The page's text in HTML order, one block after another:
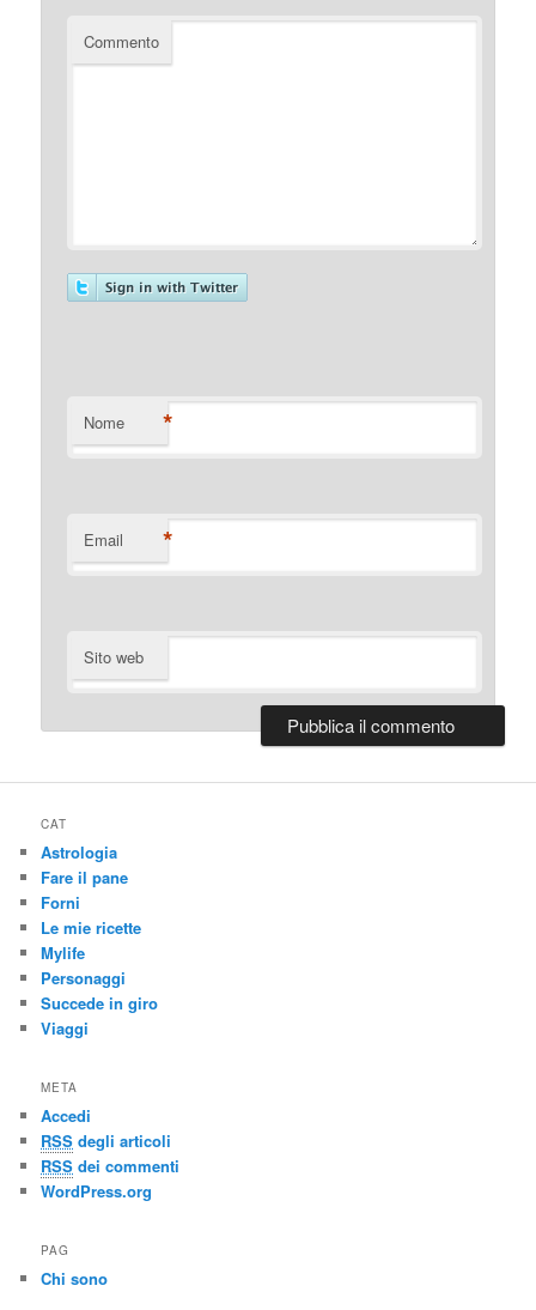
Commento
Nome *
Email *
Sito web
CAT
Astrologia
Fare il pane
Forni
Le mie ricette
Mylife
Personaggi
Succede in giro
Viaggi
META
Accedi
RSS degli articoli
RSS dei commenti
WordPress.org
PAG
Chi sono